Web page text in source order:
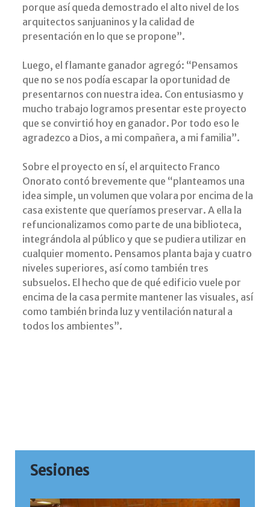
porque así queda demostrado el alto nivel de los
arquitectos sanjuaninos y la calidad de
presentación en lo que se propone”.
Luego, el flamante ganador agregó: “Pensamos
que no se nos podía escapar la oportunidad de
presentarnos con nuestra idea. Con entusiasmo y
mucho trabajo logramos presentar este proyecto
que se convirtió hoy en ganador. Por todo eso le
agradezco a Dios, a mi compañera, a mi familia”.
Sobre el proyecto en sí, el arquitecto Franco
Onorato contó brevemente que “planteamos una
idea simple, un volumen que volara por encima de la
casa existente que queríamos preservar. A ella la
refuncionalizamos como parte de una biblioteca,
integrándola al público y que se pudiera utilizar en
cualquier momento. Pensamos planta baja y cuatro
niveles superiores, así como también tres
subsuelos. El hecho que de qué edificio vuele por
encima de la casa permite mantener las visuales, así
como también brinda luz y ventilación natural a
todos los ambientes”.
Sesiones